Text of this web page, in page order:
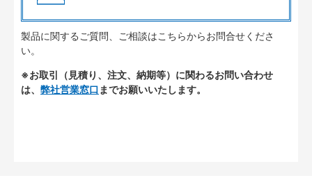
製品に関するご質問、ご相談はこちらからお問合せくださ
い。
※お取引（見積り、注文、納期等）に関わるお問い合わせ
は、 弊社営業窓口 までお願いいたします。